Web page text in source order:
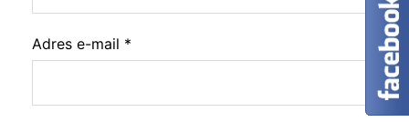
Adres e-mail *